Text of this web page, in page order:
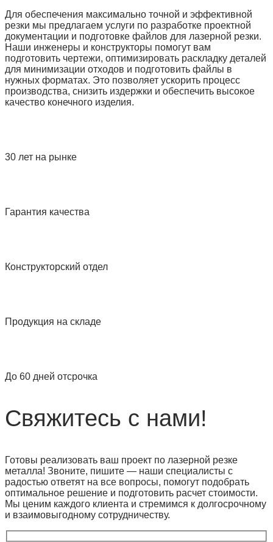
Для обеспечения максимально точной и эффективной
резки мы предлагаем услуги по разработке проектной
документации и подготовке файлов для лазерной резки.
Наши инженеры и конструкторы помогут вам
подготовить чертежи, оптимизировать раскладку деталей
для минимизации отходов и подготовить файлы в
нужных форматах. Это позволяет ускорить процесс
производства, снизить издержки и обеспечить высокое
качество конечного изделия.
30 лет на рынке
Гарантия качества
Конструкторский отдел
Продукция на складе
До 60 дней отсрочка
Свяжитесь с нами!
Готовы реализовать ваш проект по лазерной резке
металла! Звоните, пишите — наши специалисты с
радостью ответят на все вопросы, помогут подобрать
оптимальное решение и подготовить расчет стоимости.
Мы ценим каждого клиента и стремимся к долгосрочному
и взаимовыгодному сотрудничеству.